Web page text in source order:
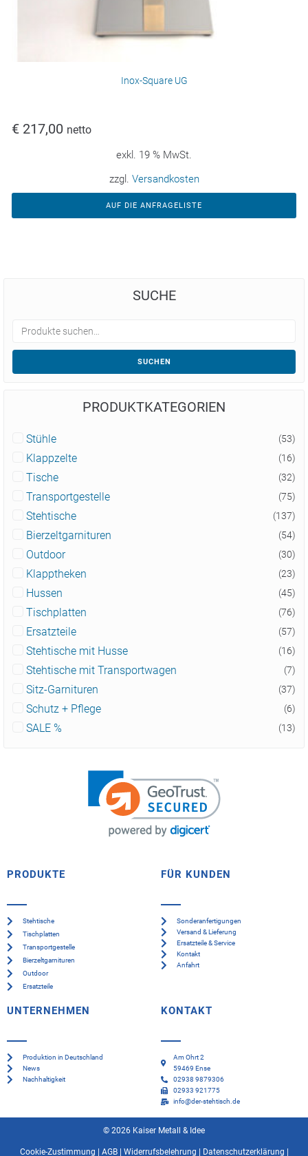
Inox-Square UG
€ 217,00 netto
exkl. 19 % MwSt.
zzgl. Versandkosten
AUF DIE ANFRAGELISTE
SUCHE
SUCHEN
PRODUKTKATEGORIEN
Stühle (53)
Klappzelte (16)
Tische (32)
Transportgestelle (75)
Stehtische (137)
Bierzeltgarnituren (54)
Outdoor (30)
Klapptheken (23)
Hussen (45)
Tischplatten (76)
Ersatzteile (57)
Stehtische mit Husse (16)
Stehtische mit Transportwagen (7)
Sitz-Garnituren (37)
Schutz + Pflege (6)
SALE % (13)
PRODUKTE
Stehtische
Tischplatten
Transportgestelle
Bierzeltgarnituren
Outdoor
Ersatzteile
FÜR KUNDEN
Sonderanfertigungen
Versand & Lieferung
Ersatzteile & Service
Kontakt
Anfahrt
UNTERNEHMEN
Produktion in Deutschland
News
Nachhaltigkeit
KONTAKT
Am Ohrt 2
59469 Ense
02938 9879306
02933 921775
info@der-stehtisch.de
© 2026 Kaiser Metall & Idee
Cookie-Zustimmung AGB| Widerrufsbelehrung Datenschutzerklärung